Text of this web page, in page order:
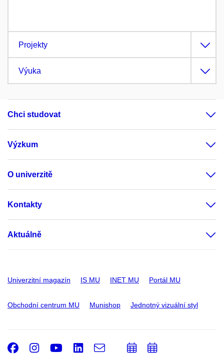
Projekty
Výuka
Chci studovat
Výzkum
O univerzitě
Kontakty
Aktuálně
Univerzitní magazín IS MU INET MU Portál MU
Obchodní centrum MU Munishop Jednotný vizuální styl
Facebook
Instagram
Youtube
LinkedIn
e-
PřidatPřidat